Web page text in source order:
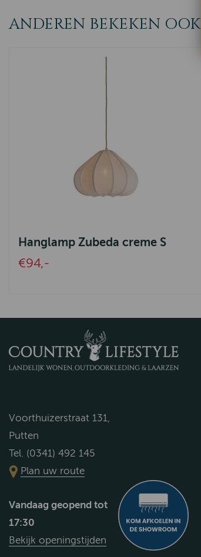
ANDEREN BEKEKEN OOK
Hanglamp Zubeda creme S
€94,-
Voorthuizerstraat 131,
Putten
Tel. (0341) 492 145
Plan uw route
Vandaag geopend tot
17:30
Bekijk openingstijden